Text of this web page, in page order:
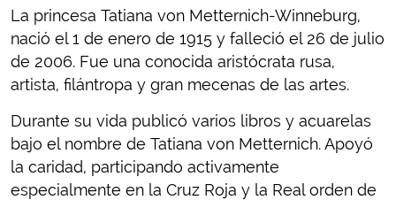
La princesa Tatiana von Metternich-Winneburg,
nació el 1 de enero de 1915 y falleció el 26 de julio
de 2006. Fue una conocida aristócrata rusa,
artista, filántropa y gran mecenas de las artes.
Durante su vida publicó varios libros y acuarelas
bajo el nombre de Tatiana von Metternich. Apoyó
la caridad, participando activamente
especialmente en la Cruz Roja y la Real orden de